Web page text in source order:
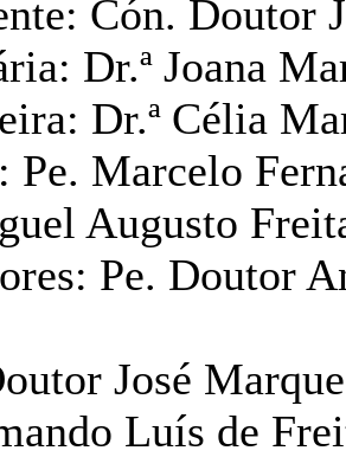
Cón. Doutor
Dr.ª Joana
Dr.ª Célia
Pe. Marcelo
Augusto
Pe. Doutor
José
Luís de